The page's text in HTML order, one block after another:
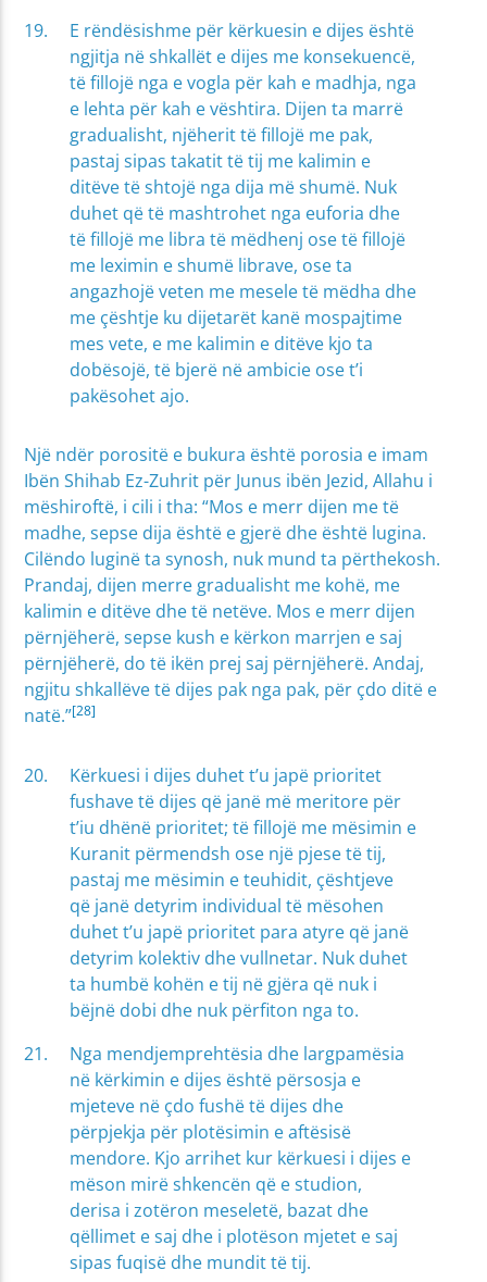
E rëndësishme për kërkuesin e dijes është
ngjitja në shkallët e dijes me konsekuencë,
të fillojë nga e vogla për kah e madhja, nga
e lehta për kah e vështira. Dijen ta marrë
gradualisht, njëherit të fillojë me pak,
pastaj sipas takatit të tij me kalimin e
ditëve të shtojë nga dija më shumë. Nuk
duhet që të mashtrohet nga euforia dhe
të fillojë me libra të mëdhenj ose të fillojë
me leximin e shumë librave, ose ta
angazhojë veten me mesele të mëdha dhe
me çështje ku dijetarët kanë mospajtime
mes vete, e me kalimin e ditëve kjo ta
dobësojë, të bjerë në ambicie ose t’i
pakësohet ajo.
Një ndër porositë e bukura është porosia e imam
Ibën Shihab Ez-Zuhrit për Junus ibën Jezid, Allahu i
mëshiroftë, i cili i tha: “Mos e merr dijen me të
madhe, sepse dija është e gjerë dhe është lugina.
Cilëndo luginë ta synosh, nuk mund ta përthekosh.
Prandaj, dijen merre gradualisht me kohë, me
kalimin e ditëve dhe të netëve. Mos e merr dijen
përnjëherë, sepse kush e kërkon marrjen e saj
përnjëherë, do të ikën prej saj përnjëherë. Andaj,
ngjitu shkallëve të dijes pak nga pak, për çdo ditë e
natë.”[28]
Kërkuesi i dijes duhet t’u japë prioritet
fushave të dijes që janë më meritore për
t’iu dhënë prioritet; të fillojë me mësimin e
Kuranit përmendsh ose një pjese të tij,
pastaj me mësimin e teuhidit, çështjeve
që janë detyrim individual të mësohen
duhet t’u japë prioritet para atyre që janë
detyrim kolektiv dhe vullnetar. Nuk duhet
ta humbë kohën e tij në gjëra që nuk i
bëjnë dobi dhe nuk përfiton nga to.
Nga mendjemprehtësia dhe largpamësia
në kërkimin e dijes është përsosja e
mjeteve në çdo fushë të dijes dhe
përpjekja për plotësimin e aftësisë
mendore. Kjo arrihet kur kërkuesi i dijes e
mëson mirë shkencën që e studion,
derisa i zotëron meseletë, bazat dhe
qëllimet e saj dhe i plotëson mjetet e saj
sipas fuqisë dhe mundit të tij.